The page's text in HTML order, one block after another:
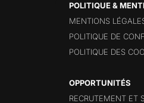
POLITIQUE &
MENTIONS
POLITIQUE DE
POLITIQUE DES
OPPORTUNITÉS
RECRUTEMENT ET